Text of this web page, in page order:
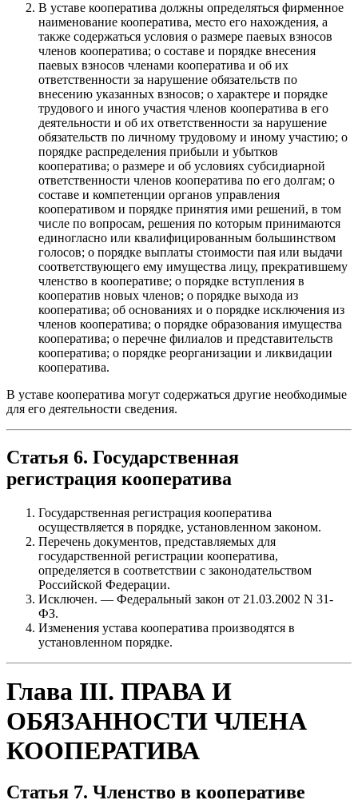
В уставе кооператива должны определяться фирменное
наименование кооператива, место его нахождения, а
также содержаться условия о размере паевых взносов
членов кооператива; о составе и порядке внесения
паевых взносов членами кооператива и об их
ответственности за нарушение обязательств по
внесению указанных взносов; о характере и порядке
трудового и иного участия членов кооператива в его
деятельности и об их ответственности за нарушение
обязательств по личному трудовому и иному участию; о
порядке распределения прибыли и убытков
кооператива; о размере и об условиях субсидиарной
ответственности членов кооператива по его долгам; о
составе и компетенции органов управления
кооперативом и порядке принятия ими решений, в том
числе по вопросам, решения по которым принимаются
единогласно или квалифицированным большинством
голосов; о порядке выплаты стоимости пая или выдачи
соответствующего ему имущества лицу, прекратившему
членство в кооперативе; о порядке вступления в
кооператив новых членов; о порядке выхода из
кооператива; об основаниях и о порядке исключения из
членов кооператива; о порядке образования имущества
кооператива; о перечне филиалов и представительств
кооператива; о порядке реорганизации и ликвидации
кооператива.
В уставе кооператива могут содержаться другие необходимые
для его деятельности сведения.
Статья 6. Государственная
регистрация кооператива
Государственная регистрация кооператива
осуществляется в порядке, установленном законом.
Перечень документов, представляемых для
государственной регистрации кооператива,
определяется в соответствии с законодательством
Российской Федерации.
Исключен. — Федеральный закон от 21.03.2002 N 31-
ФЗ.
Изменения устава кооператива производятся в
установленном порядке.
Глава III. ПРАВА И
ОБЯЗАННОСТИ ЧЛЕНА
КООПЕРАТИВА
Статья 7. Членство в кооперативе